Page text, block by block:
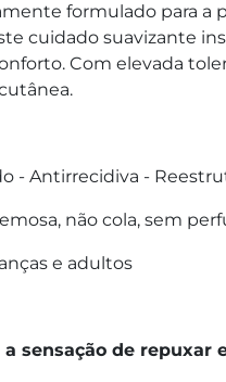
formulado para a
cuidado suavizante
Com elevada
- Antirrecidiva -
não cola, sem
e adultos
sensação de repuxar